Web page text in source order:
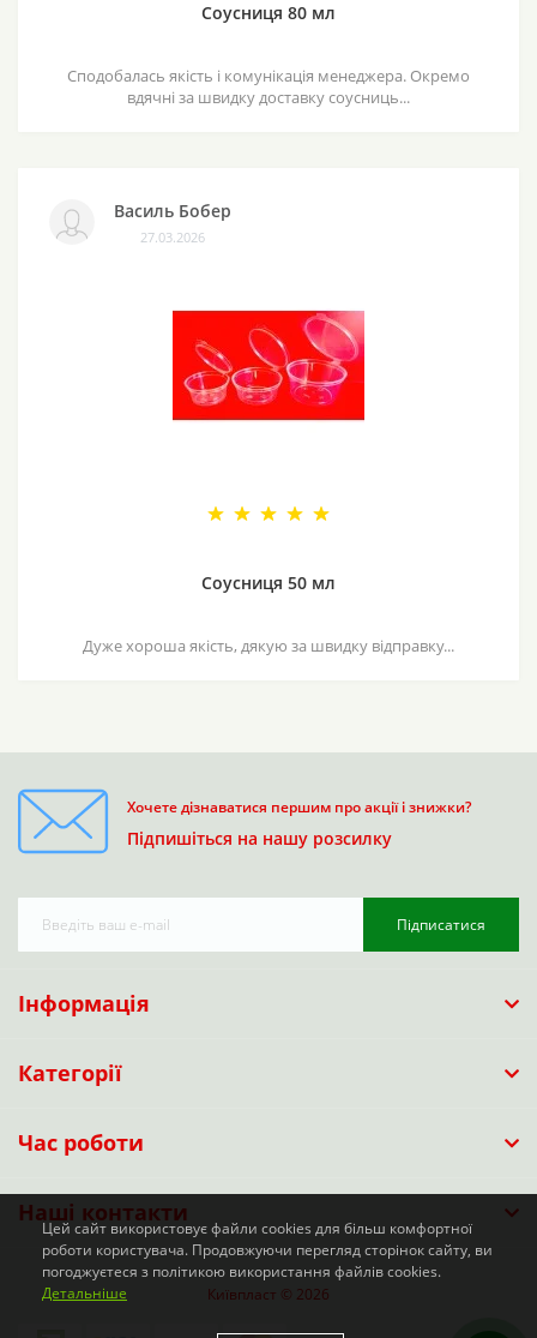
Соусниця 80 мл
Сподобалась якість і комунікація менеджера. Окремо
вдячні за швидку доставку соусниць...
Василь Бобер
27.03.2026
Соусниця 50 мл
Дуже хороша якість, дякую за швидку відправку...
Хочете дізнаватися першим про акції і знижки?
Підпишіться на нашу розсилку
Підписатися
Інформація
Категорії
Час роботи
Наші контакти
Київпласт © 2026
Цей сайт використовує файли cookies для більш комфортної
роботи користувача. Продовжуючи перегляд сторінок сайту, ви
погоджуєтеся з політикою використання файлів cookies.
Детальніше